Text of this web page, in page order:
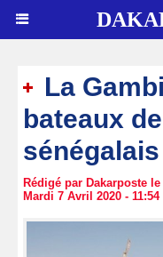
La
bateaux
sénégalais
Rédigé par Dakarposte
Mardi 7 Avril 2020 - 11:54